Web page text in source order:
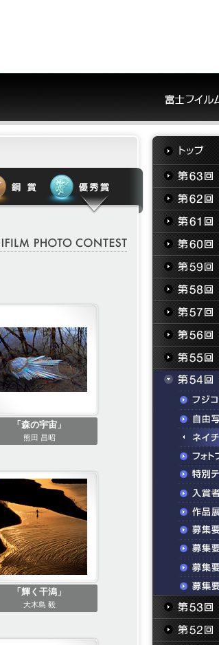
「森の宇宙」
熊田 昌昭
「輝く干潟」
大木島 毅